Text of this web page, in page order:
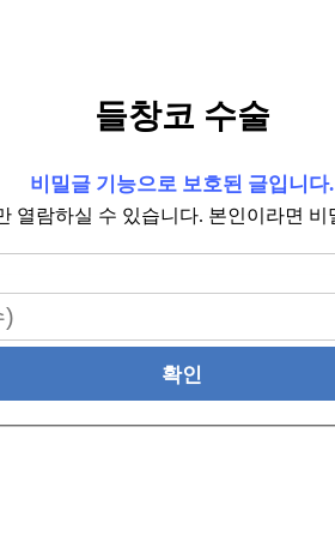
들창코 수술
비밀글 기능으로 보호된 글입니다.
열람하실 수 있습니다. 본인이라면